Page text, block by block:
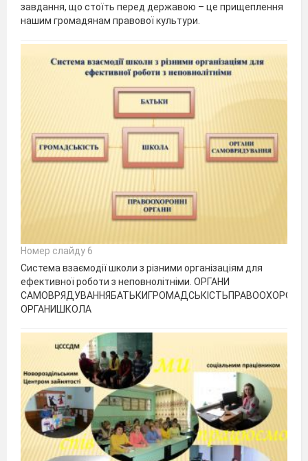
завдання, що стоїть перед державою – це прищеплення
нашим громадянам правової культури.
Номер слайду 6
Система взаємодії школи з різними організаціям для
ефективної роботи з неповнолітніми. ОРГАНИ
САМОВРЯДУВАННЯБАТЬКИГРОМАДСЬКІСТЬПРАВООХОРОННІ
ОРГАНИШКОЛА